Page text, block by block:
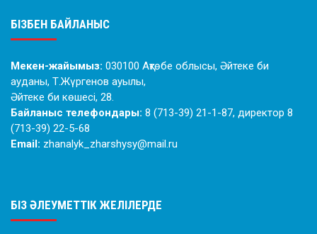
БІЗБЕН БАЙЛАНЫС
Мекен-жайымыз: 030100 Ақтөбе облысы, Әйтеке би
ауданы, Т.Жүргенов ауылы,
Әйтеке би көшесі, 28.
Байланыс телефондары: 8 (713-39) 21-1-87, директор 8
(713-39) 22-5-68
Email: zhanalyk_zharshysy@mail.ru
БІЗ ӘЛЕУМЕТТІК ЖЕЛІЛЕРДЕ